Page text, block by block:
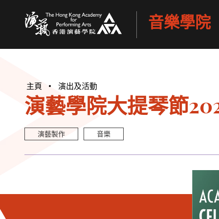
音樂學院
主頁 演出及活動
演藝學院大提琴節
演藝製作 音樂